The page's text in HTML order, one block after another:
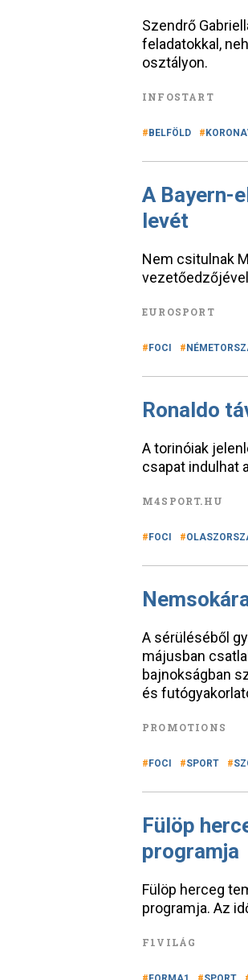
Szendrő
feladatokkal,
osztályon.
INFOSTART
BELFÖLD
A Bayern-
levét
Nem csitulnak
EUROSPORT
FOCI
Ronaldo
A torinóiak
csapat indulhat
M4SPORT.HU
FOCI
A sérüléséből
májusban
bajnokságban
és
PROMOTIONS
FOCI SPORT
Fülöp
programja
Fülöp herceg
programja. Az
F1VILÁG